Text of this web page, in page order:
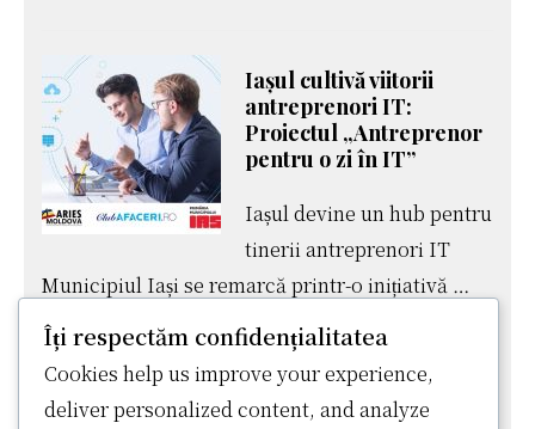
rândul
2024” –
Inspirație
și
Educație
prin
Cinema
Dialog
Iașul cultivă viitorii
antreprenori IT:
Proiectul „Antreprenor
pentru o zi în IT”
Iașul devine un hub pentru
tinerii antreprenori IT
Municipiul Iași se remarcă printr-o inițiativă …
[Citește tot...] despreIașul
cultivă
viitorii
Îți respectăm confidențialitatea
Cookies help us improve your experience,
deliver personalized content, and analyze